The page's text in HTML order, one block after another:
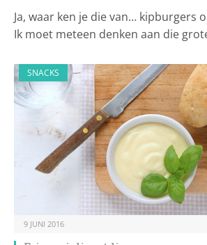
Ja, waar ken je die van… kipburgers
Ik moet meteen denken aan die
SNACKS
9 JUNI 2016